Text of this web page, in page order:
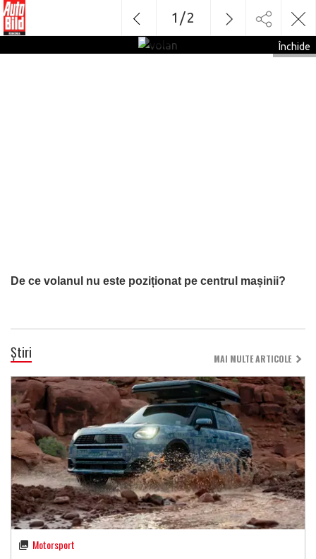
De ce volanul nu este poziționat pe centrul mașinii?
Închide
1 /2
Știri MAI MULTE ARTICOLE
Motorsport